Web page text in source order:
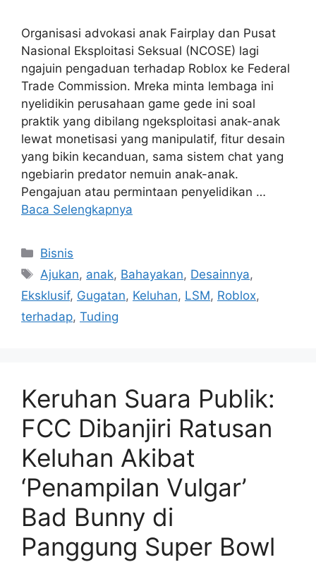
Organisasi advokasi anak Fairplay dan Pusat
Nasional Eksploitasi Seksual (NCOSE) lagi
ngajuin pengaduan terhadap Roblox ke Federal
Trade Commission. Mreka minta lembaga ini
nyelidikin perusahaan game gede ini soal
praktik yang dibilang ngeksploitasi anak-anak
lewat monetisasi yang manipulatif, fitur desain
yang bikin kecanduan, sama sistem chat yang
ngebiarin predator nemuin anak-anak.
Pengajuan atau permintaan penyelidikan …
Baca Selengkapnya
Kategori
Bisnis
Tag
Ajukan, anak, Bahayakan, Desainnya,
Eksklusif, Gugatan, Keluhan, LSM, Roblox,
terhadap, Tuding
Keruhan Suara Publik:
FCC Dibanjiri Ratusan
Keluhan Akibat
‘Penampilan Vulgar’
Bad Bunny di
Panggung Super Bowl